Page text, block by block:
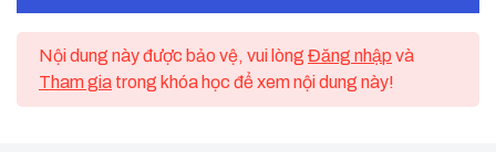
Nội dung này được bảo vệ, vui lòng Đăng nhập và
Tham gia trong khóa học để xem nội dung này!